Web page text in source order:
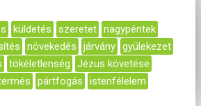
küldetés szeretet nagypéntek
növekedés járvány gyülekezet
tökéletlenség
Jézus követése
pártfogás
istenfélelem